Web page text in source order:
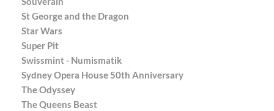
St George and the Dragon
Star Wars
Super Pit
Swissmint - Numismatik
Sydney Opera House 50th Anniversary
The Odyssey
The Queens Beast